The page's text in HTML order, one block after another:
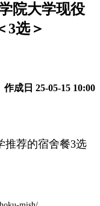
院大学现役
3选＞
作成日 25-05-15 10:00